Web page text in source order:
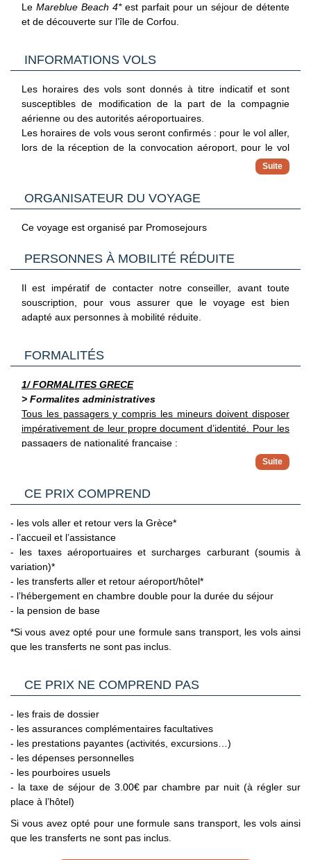
fléchettes
- animations avec spectacles en direct
supplémentaires:
- salon de beauté
- service de location de vélos
- service de location de voitures
Le Mareblue Beach 4* est parfait pour un séjour de détente
et de découverte sur l’île de Corfou.
INFORMATIONS VOLS
Les horaires des vols sont donnés à titre indicatif et sont
susceptibles de modification de la part de la compagnie
aérienne ou des autorités aéroportuaires.
Les horaires de vols vous seront confirmés : pour le vol aller,
lors de la réception de la convocation aéroport, pour le vol
retour directement sur place par notre représentant à
Nous vous proposons en complément de nos départs de
avion). Les horaires et le mode d’acheminement vous seront
confirmés lors de la réception de vos documents de
voyages.
destination finale est assuré directement par la compagnie
aérienne, même en cas de perturbations à l’aller ou au
retour.
ORGANISATEUR DU VOYAGE
Ce voyage est organisé par Promosejours
PERSONNES À MOBILITÉ RÉDUITE
Il est impératif de contacter notre conseiller, avant toute
souscription, pour vous assurer que le voyage est bien
adapté aux personnes à mobilité réduite.
FORMALITÉS
1/ FORMALITES GRECE
> Formalites administratives
Tous les passagers y compris les mineurs doivent disposer
impérativement de leur propre document d’identité. Pour les
passagers de nationalité française :
Pour entrer en Grèce, les ressortissants français n'ont
pas besoin de visa pour des séjours de moins de trois
présentation d'une carte nationale d'identité ou d'un
la date de fin de validité figurant au verso, et cette
extension est officiellement acceptée par les autorités
(Source France Diplomatie le 30/06/26)
Vous trouverez des informations plus complètes sur
l’ensemble des formalités, notamment administratives et
sanitaires sur le site France Diplomatie en
Cliquant ici.
2/ GENERALITES
Passeport & Carte Nationale d'Identité
être en bon état. Tout voyageur utilisant une pièce d'identité
déclarée volée ou perdue se verra refusé l'accès au pays de
destination.
Carte nationale d'identité expirée- il est possible dans
certains cas que le site du ministère de l'Europe et des
Nationale d'Identité française expirée peut être tolérée. En
C’est pourquoi il est impératif de privilégier un passeport
valide à une Carte Nationale d'Identité expirée, même dans
le cas où cette dernière est considérée par les autorités
françaises comme toujours en cours de validité.
Voyageurs mineurs voyageant seul
respecter se trouvent sur le site du Service Public en
Cliquant ici.
Transit par la Grande Bretagne, les Etat-Unis et le Canada
CE PRIX COMPREND
- les vols aller et retour vers la Grèce*
- l’accueil et l’assistance
- les taxes aéroportuaires et surcharges carburant (soumis à
variation)*
- les transferts aller et retour aéroport/hôtel*
- l’hébergement en chambre double pour la durée du séjour
- la pension de base
*Si vous avez opté pour une formule sans transport, les vols ainsi
que les transferts ne sont pas inclus.
CE PRIX NE COMPREND PAS
- les frais de dossier
- les assurances complémentaires facultatives
- les prestations payantes (activités, excursions…)
- les dépenses personnelles
- les pourboires usuels
- la taxe de séjour de 3.00€ par chambre par nuit (à régler sur
place à l’hôtel)
Si vous avez opté pour une formule sans transport, les vols ainsi
que les transferts ne sont pas inclus.